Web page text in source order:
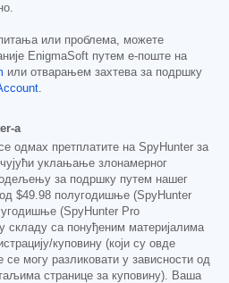
или проблема, можете
EnigmaSoft путем е-поште на
или отварањем захтева за подршку
.
а
одмах претплатите на SpyHunter за
уклањање злонамерног
за подршку путем нашег
$49.98 полугодишње (SpyHunter
(SpyHunter Pro
складу са понуђеним материјалима
куповину (који су овде
могу разликовати у зависности од
странице за куповину). Ваша